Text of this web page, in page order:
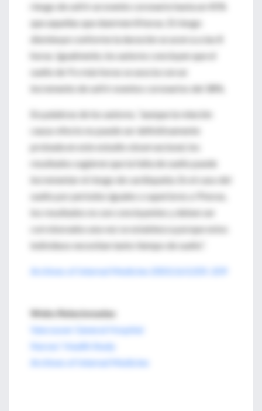
riesgo de sufrir un evento coronario hasta un 45%
que aquellas que duermen 8 horas. El riesgo
disminuye conforme la duración se acerca a las 8
horas. Igualmente, los autores concluyen que el
sueño de 9 o más horas se asocia con un
incremento de sufrir eventos coronarios del 38%.
En palabras de los autores, “aunque la relación
causa-efecto no puede ser definitivamente
probada en este estudio observacional, los
resultados sugieren que la falta de sueño puede
incrementar el riesgo de cardiopatía. En el caso del
sueño por períodos iguales o superiores a 9 horas,
los resultados no son concluyentes y deben ser
corroborados una vez se establezca porque estos
individuos necesitan tanto tiempo de sueño”.
Archives of Internal Medicine 2003;163:205-209
Webs Relacionadas
Vancouver General Hospital
Nurses' Health Study
Archives of Internal Medicine